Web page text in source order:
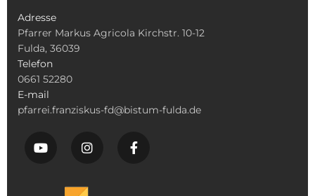
Adresse
Pfarrer Markus Agricola Kirchstr. 10-12
Fulda, 36039
Telefon
0661 52280
E-mail
pfarrei.franziskus-fd@bistum-fulda.de